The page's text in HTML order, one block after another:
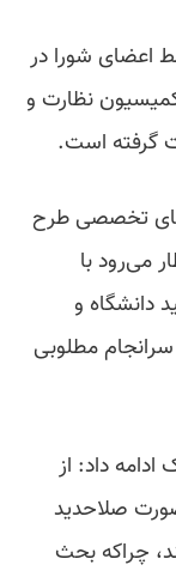
اعضای شورا در
نظارت و
گرفته است.
تخصصی طرح
می‌رود با
و
مطلوبی
داد: از
صلاحدید
چراکه بحث